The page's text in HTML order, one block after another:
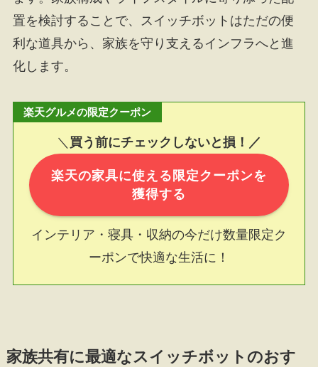
置を検討することで、スイッチボットはただの便
利な道具から、家族を守り支えるインフラへと進
化します。
楽天グルメの限定クーポン
＼ 買う前にチェックしないと損！／
楽天の家具に使える限定クーポンを
獲得する
インテリア・寝具・収納の今だけ数量限定ク
ーポンで快適な生活に！
家族共有に最適なスイッチボットのおす